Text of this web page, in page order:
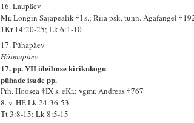
16. Laupäev
Mr. Longin Sajapealik †I s.; Riia psk. tunn. Agafangel
1Kr 14:20-25; Lk 6:1-10
17. Pühapäev
Hõimupäev
17. pp. VII üleilmse kirikukogu
pühade isade pp.
Prh. Hoosea †IX s. eKr.; vgmr. Andreas †767
8. v. HE Lk 24:36-53.
Tt 3:8-15; Lk 8:5-15